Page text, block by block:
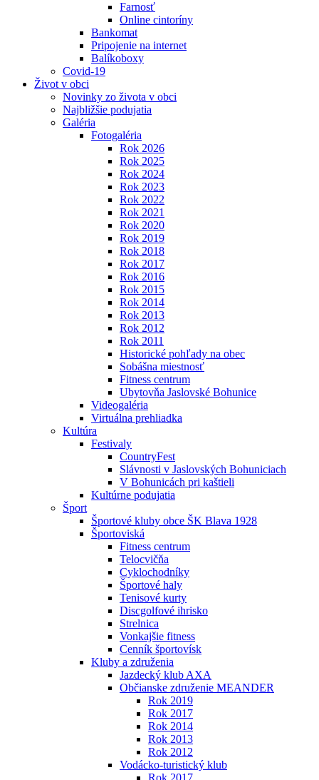
Farnosť
Online cintoríny
Bankomat
Pripojenie na internet
Balíkoboxy
Covid-19
Život v obci
Novinky zo života v obci
Najbližšie podujatia
Galéria
Fotogaléria
Rok 2026
Rok 2025
Rok 2024
Rok 2023
Rok 2022
Rok 2021
Rok 2020
Rok 2019
Rok 2018
Rok 2017
Rok 2016
Rok 2015
Rok 2014
Rok 2013
Rok 2012
Rok 2011
Historické pohľady na obec
Sobášna miestnosť
Fitness centrum
Ubytovňa Jaslovské Bohunice
Videogaléria
Virtuálna prehliadka
Kultúra
Festivaly
CountryFest
Slávnosti v Jaslovských Bohuniciach
V Bohunicách pri kaštieli
Kultúrne podujatia
Šport
Športové kluby obce ŠK Blava 1928
Športoviská
Fitness centrum
Telocvičňa
Cyklochodníky
Športové haly
Tenisové kurty
Discgolfové ihrisko
Strelnica
Vonkajšie fitness
Cenník športovísk
Kluby a združenia
Jazdecký klub AXA
Občianske združenie MEANDER
Rok 2019
Rok 2017
Rok 2014
Rok 2013
Rok 2012
Vodácko-turistický klub
Rok 2017